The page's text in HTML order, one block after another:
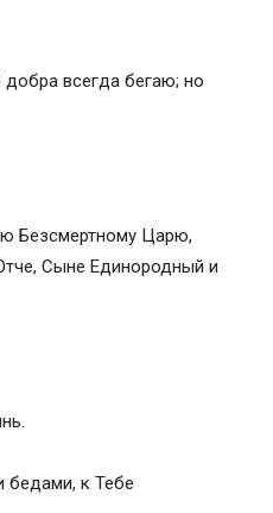
всегда бегаю; но
Безсмертному Царю,
Сыне Единородный и
бедами, к Тебе